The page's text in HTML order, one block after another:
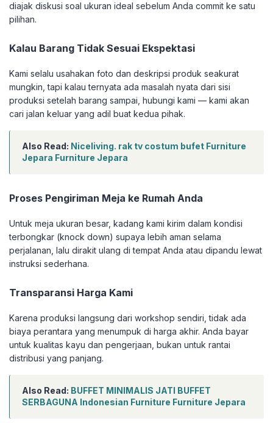
diajak diskusi soal ukuran ideal sebelum Anda commit ke satu
pilihan.
Kalau Barang Tidak Sesuai Ekspektasi
Kami selalu usahakan foto dan deskripsi produk seakurat
mungkin, tapi kalau ternyata ada masalah nyata dari sisi
produksi setelah barang sampai, hubungi kami — kami akan
cari jalan keluar yang adil buat kedua pihak.
Also Read: Niceliving. rak tv costum bufet Furniture
Jepara Furniture Jepara
Proses Pengiriman Meja ke Rumah Anda
Untuk meja ukuran besar, kadang kami kirim dalam kondisi
terbongkar (knock down) supaya lebih aman selama
perjalanan, lalu dirakit ulang di tempat Anda atau dipandu lewat
instruksi sederhana.
Transparansi Harga Kami
Karena produksi langsung dari workshop sendiri, tidak ada
biaya perantara yang menumpuk di harga akhir. Anda bayar
untuk kualitas kayu dan pengerjaan, bukan untuk rantai
distribusi yang panjang.
Also Read: BUFFET MINIMALIS JATI BUFFET
SERBAGUNA Indonesian Furniture Furniture Jepara